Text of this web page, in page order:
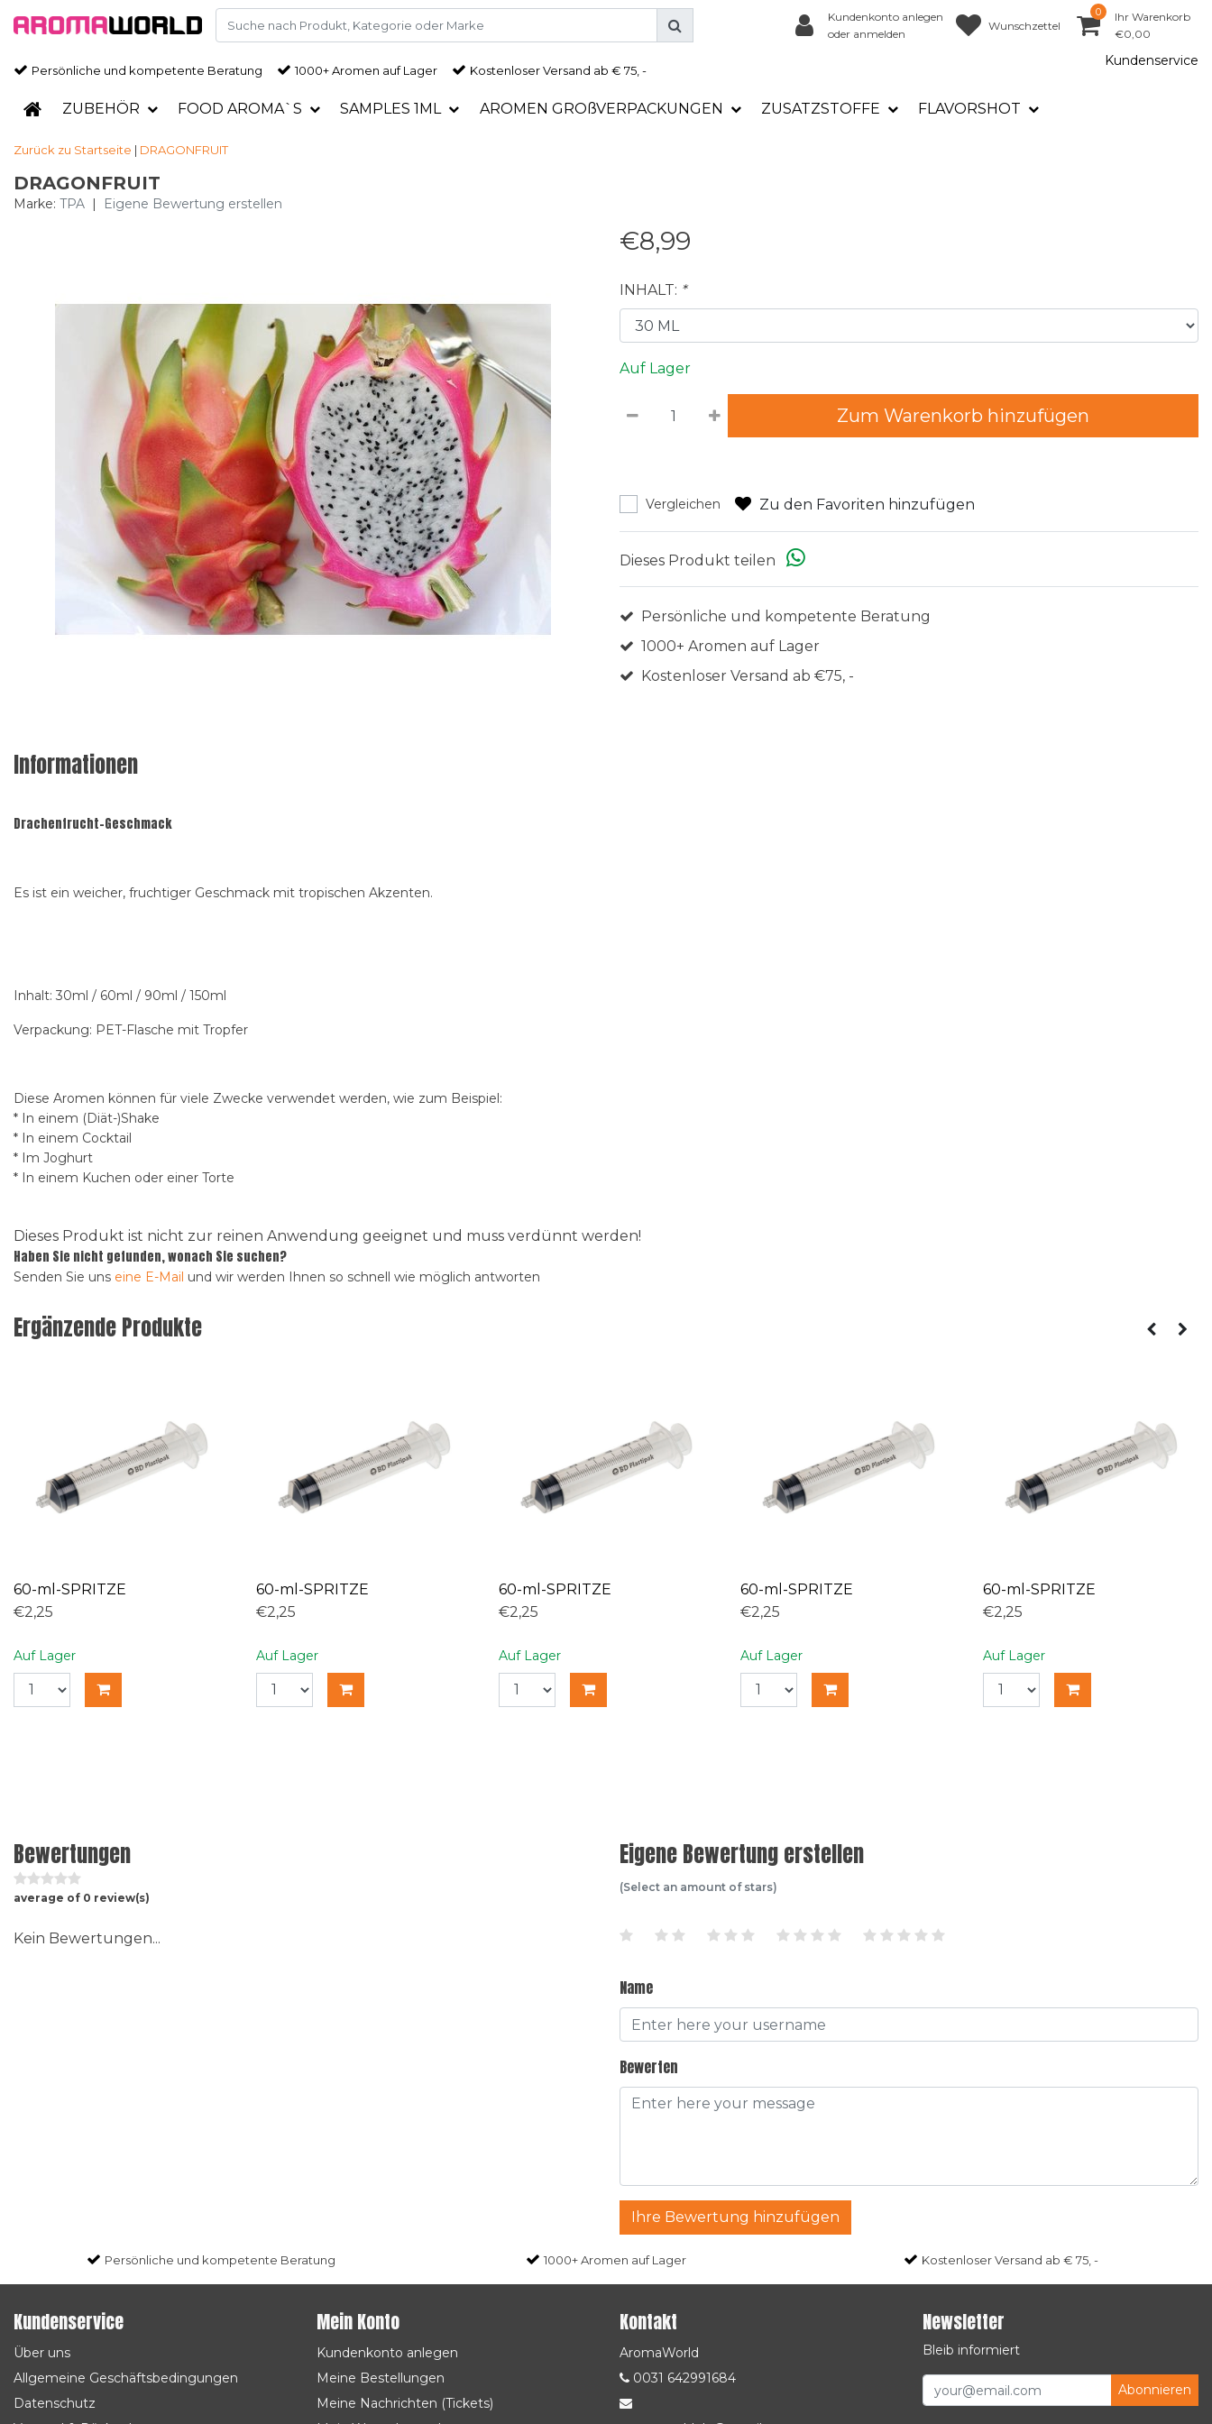
Kundenkonto anlegen
oder anmelden
Wunschzettel
0
Ihr Warenkorb
€0,00
Persönliche und kompetente Beratung 1000+ Aromen auf Lager Kostenloser Versand ab € 75, -
Kundenservice
ZUBEHÖR FOOD AROMA`S SAMPLES 1ML AROMEN GROßVERPACKUNGEN ZUSATZSTOFFE FLAVORSHOT
Zurück zu Startseite | DRAGONFRUIT
DRAGONFRUIT
Marke: TPA | Eigene Bewertung erstellen
€8,99
INHALT: *
Auf Lager
Zum Warenkorb hinzufügen
Vergleichen Zu den Favoriten hinzufügen
Dieses Produkt teilen
Persönliche und kompetente Beratung
1000+ Aromen auf Lager
Kostenloser Versand ab €75, -
Informationen
Drachenfrucht-Geschmack
Es ist ein weicher, fruchtiger Geschmack mit tropischen Akzenten.
Inhalt: 30ml / 60ml / 90ml / 150ml
Verpackung: PET-Flasche mit Tropfer
Diese Aromen können für viele Zwecke verwendet werden, wie zum Beispiel:
* In einem (Diät-)Shake
* In einem Cocktail
* Im Joghurt
* In einem Kuchen oder einer Torte
Dieses Produkt ist nicht zur reinen Anwendung geeignet und muss verdünnt werden!
Haben Sie nicht gefunden, wonach Sie suchen?
Senden Sie uns eine E-Mail und wir werden Ihnen so schnell wie möglich antworten
Ergänzende Produkte
60-ml-SPRITZE
€2,25
Auf Lager
60-ml-SPRITZE
€2,25
Auf Lager
60-ml-SPRITZE
€2,25
Auf Lager
60-ml-SPRITZE
€2,25
Auf Lager
60-ml-SPRITZE
€2,25
Auf Lager
Bewertungen
average of 0 review(s)
Kein Bewertungen...
Eigene Bewertung erstellen
(Select an amount of stars)
Name
Bewerten
Ihre Bewertung hinzufügen
Persönliche und kompetente Beratung 1000+ Aromen auf Lager Kostenloser Versand ab € 75, -
Kundenservice
Über uns
Allgemeine Geschäftsbedingungen
Datenschutz
Mein Konto
Kundenkonto anlegen
Meine Bestellungen
Meine Nachrichten (Tickets)
Kontakt
AromaWorld
0031 642991684
Newsletter
Bleib informiert
Abonnieren